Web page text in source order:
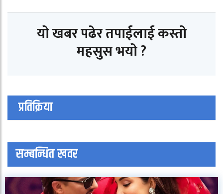
यो खबर पढेर तपाईलाई कस्तो
महसुस भयो ?
प्रतिक्रिया
सम्बन्धित खवर